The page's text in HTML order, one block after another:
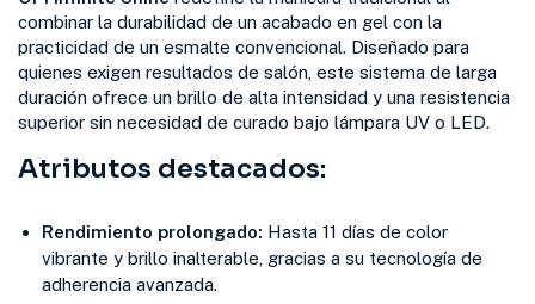
combinar la durabilidad de un acabado en gel con la
practicidad de un esmalte convencional. Diseñado para
quienes exigen resultados de salón, este sistema de larga
duración ofrece un brillo de alta intensidad y una resistencia
superior sin necesidad de curado bajo lámpara UV o LED.
Atributos destacados:
Rendimiento prolongado: Hasta 11 días de color
vibrante y brillo inalterable, gracias a su tecnología de
adherencia avanzada.